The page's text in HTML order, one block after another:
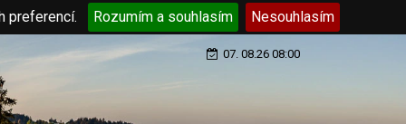
preferencí. Rozumím a souhlasím Nesouhlasím
07. 08.26 08:00